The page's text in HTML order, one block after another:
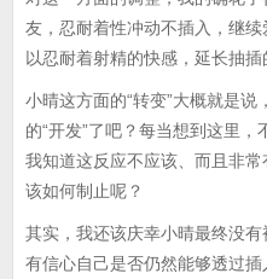
友，忍耐着性冲动不插入，继
以忍耐着射精的快感，延长抽
小晴这方面的“转变”大概就是
的“开发”了吧？每当想到这里
我知道这反应不应该、而且非
该如何制止呢？
其实，我还该庆幸小晴最终没
有信心自己是否仍然能够透过